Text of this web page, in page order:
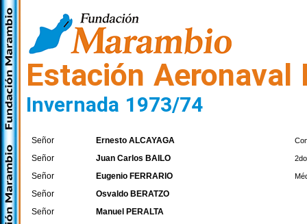
Estación Aeronaval
Invernada 1973/74
Señor Ernesto ALCAYAGA
Señor Juan Carlos BAILO
Señor Eugenio FERRARIO
Señor
Osvaldo BERATZO
Señor
Manuel PERALTA